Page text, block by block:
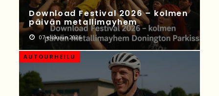
Download Festival 2026 – kolmen
päivän metallimayhem
07 elokuun 2026
AUTOURHEILU